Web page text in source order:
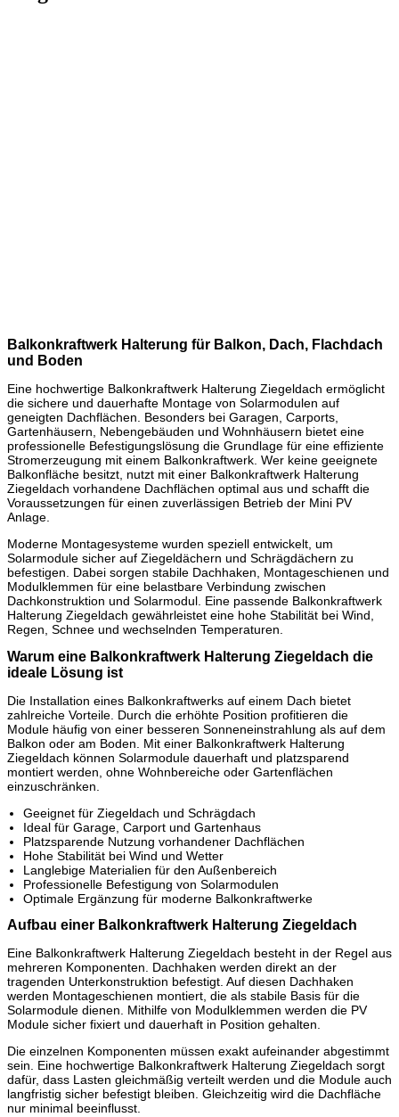
Balkonkraftwerk Halterung für Balkon, Dach, Flachdach
und Boden
Eine hochwertige Balkonkraftwerk Halterung Ziegeldach ermöglicht
die sichere und dauerhafte Montage von Solarmodulen auf
geneigten Dachflächen. Besonders bei Garagen, Carports,
Gartenhäusern, Nebengebäuden und Wohnhäusern bietet eine
professionelle Befestigungslösung die Grundlage für eine effiziente
Stromerzeugung mit einem Balkonkraftwerk. Wer keine geeignete
Balkonfläche besitzt, nutzt mit einer Balkonkraftwerk Halterung
Ziegeldach vorhandene Dachflächen optimal aus und schafft die
Voraussetzungen für einen zuverlässigen Betrieb der Mini PV
Anlage.
Moderne Montagesysteme wurden speziell entwickelt, um
Solarmodule sicher auf Ziegeldächern und Schrägdächern zu
befestigen. Dabei sorgen stabile Dachhaken, Montageschienen und
Modulklemmen für eine belastbare Verbindung zwischen
Dachkonstruktion und Solarmodul. Eine passende Balkonkraftwerk
Halterung Ziegeldach gewährleistet eine hohe Stabilität bei Wind,
Regen, Schnee und wechselnden Temperaturen.
Warum eine Balkonkraftwerk Halterung Ziegeldach die
ideale Lösung ist
Die Installation eines Balkonkraftwerks auf einem Dach bietet
zahlreiche Vorteile. Durch die erhöhte Position profitieren die
Module häufig von einer besseren Sonneneinstrahlung als auf dem
Balkon oder am Boden. Mit einer Balkonkraftwerk Halterung
Ziegeldach können Solarmodule dauerhaft und platzsparend
montiert werden, ohne Wohnbereiche oder Gartenflächen
einzuschränken.
Geeignet für Ziegeldach und Schrägdach
Ideal für Garage, Carport und Gartenhaus
Platzsparende Nutzung vorhandener Dachflächen
Hohe Stabilität bei Wind und Wetter
Langlebige Materialien für den Außenbereich
Professionelle Befestigung von Solarmodulen
Optimale Ergänzung für moderne Balkonkraftwerke
Aufbau einer Balkonkraftwerk Halterung Ziegeldach
Eine Balkonkraftwerk Halterung Ziegeldach besteht in der Regel aus
mehreren Komponenten. Dachhaken werden direkt an der
tragenden Unterkonstruktion befestigt. Auf diesen Dachhaken
werden Montageschienen montiert, die als stabile Basis für die
Solarmodule dienen. Mithilfe von Modulklemmen werden die PV
Module sicher fixiert und dauerhaft in Position gehalten.
Die einzelnen Komponenten müssen exakt aufeinander abgestimmt
sein. Eine hochwertige Balkonkraftwerk Halterung Ziegeldach sorgt
dafür, dass Lasten gleichmäßig verteilt werden und die Module auch
langfristig sicher befestigt bleiben. Gleichzeitig wird die Dachfläche
nur minimal beeinflusst.